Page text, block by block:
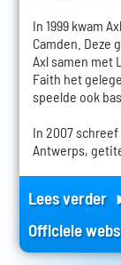
In 1999 kwam
Camden. Deze
Axl samen met
Faith het
speelde ook
In 2007
Antwerps,
Lees verder
Officiele